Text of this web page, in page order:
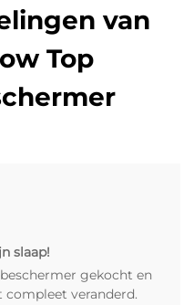
van
Top
slaap!
gekocht en
veranderd.